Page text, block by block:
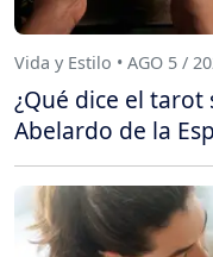
Vida y Estilo • AGO 5 /
¿Qué dice el
Abelardo de la